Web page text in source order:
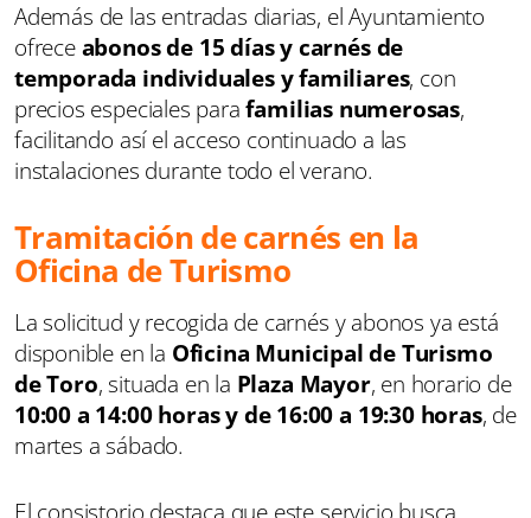
Además de las entradas diarias, el Ayuntamiento
ofreceabonos de 15 días y carnés de
temporada individuales y familiares, con
precios especiales parafamilias numerosas,
facilitando así el acceso continuado a las
instalaciones durante todo el verano.
Tramitación de carnés en la
Oficina de Turismo
La solicitud y recogida de carnés y abonos ya está
disponible en la Oficina Municipal de Turismo
de Toro, situada en la Plaza Mayor, en horario de
10:00 a 14:00 horas y de 16:00 a 19:30 horas, de
martes a sábado.